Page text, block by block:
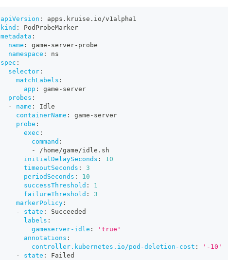
apiVersion :
apps.kruise.io/v1alpha1
kind :
PodProbeMarker
metadata :
name : game - server- probe
namespace :
ns
spec :
selector :
matchLabels :
app : game - server
probes :
-
name :
Idle
containerName : game - server
probe :
exec :
command :
-
/home/game/idle.sh
initialDelaySeconds :
10
timeoutSeconds :
3
periodSeconds :
10
successThreshold :
1
failureThreshold :
3
markerPolicy :
-
state :
Succeeded
labels :
gameserver-idle :
'true'
annotations :
controller.kubernetes.io/pod-deletion-cost :
'-10'
-
state :
Failed